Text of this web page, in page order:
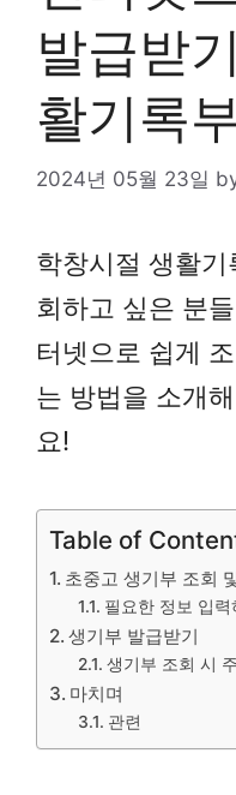
발급받
활기록
2024년 05월 23일
학창시절 생활
회하고 싶은 분
터넷으로 쉽게
는 방법을 소개
요!
Table of
초중고 생기부 조회
필요한 정보 입력
생기부 발급받기
생기부 조회 시
마치며
관련